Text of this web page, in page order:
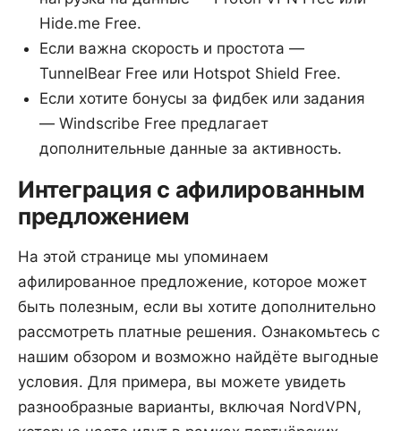
Hide.me Free.
Если важна скорость и простота —
TunnelBear Free или Hotspot Shield Free.
Если хотите бонусы за фидбек или задания
— Windscribe Free предлагает
дополнительные данные за активность.
Интеграция с афилированным
предложением
На этой странице мы упоминаем
афилированное предложение, которое может
быть полезным, если вы хотите дополнительно
рассмотреть платные решения. Ознакомьтесь с
нашим обзором и возможно найдёте выгодные
условия. Для примера, вы можете увидеть
разнообразные варианты, включая NordVPN,